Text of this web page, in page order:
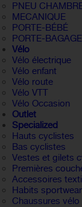
PNEU
MECANIQUE
PORTE-BÉBÉ
PORTE-
Vélo
Vélo électrique
Vélo enfant
Vélo route
Vélo VTT
Vélo Occasion
Outlet
Specialized
Hauts cyclistes
Bas cyclistes
Vestes et gilets
Premières
Accessoires
Habits sportwear
Chaussures vélo